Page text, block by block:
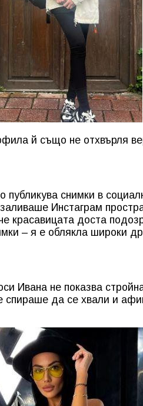
й също не отхвърля
публикува снимки в
Инстаграм
красавицата доста
– я е облякла широки
Ивана не показва
спираше да се хвали и